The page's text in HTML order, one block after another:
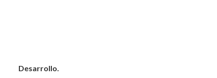
Desarrollo.